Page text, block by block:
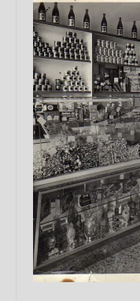
Chi sono
FAQ
Contatti